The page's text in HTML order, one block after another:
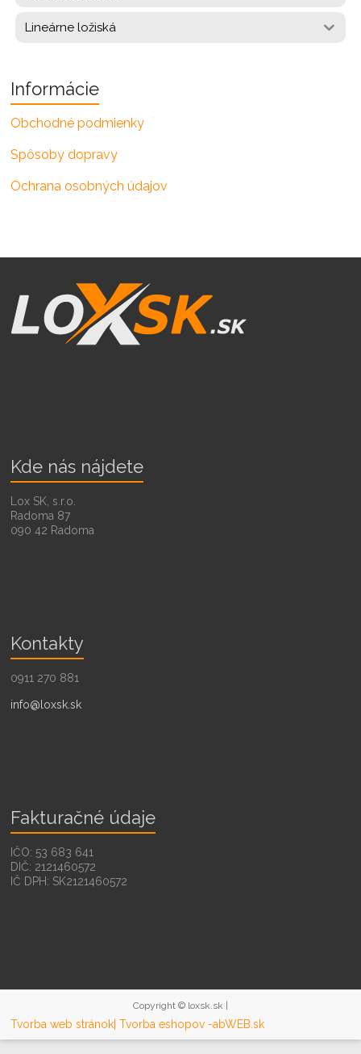
Lineárne ložiská
Informácie
Obchodné podmienky
Spôsoby dopravy
Ochrana osobných údajov
Kde nás nájdete
Lox SK, s.r.o.
Radoma 87
090 42 Radoma
Kontakty
0911 270 881
info@loxsk.sk
Fakturačné údaje
IČO: 53 683 641
DIČ: 2121460572
IČ DPH: SK2121460572
Copyright © loxsk.sk |
Tvorba web stránok | Tvorba eshopov -abWEB.sk